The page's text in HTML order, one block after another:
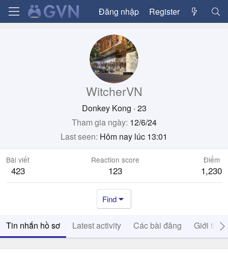
Đăng nhập Register
WitcherVN
Donkey Kong · 23
Tham gia ngày 12/6/24
Last seen Hôm nay lúc 13:01
Bài viết
423
Reaction score
123
Điểm
1,230
Find
Tin nhắn hồ sơ Latest activity Các bài đăng Giới thiệu